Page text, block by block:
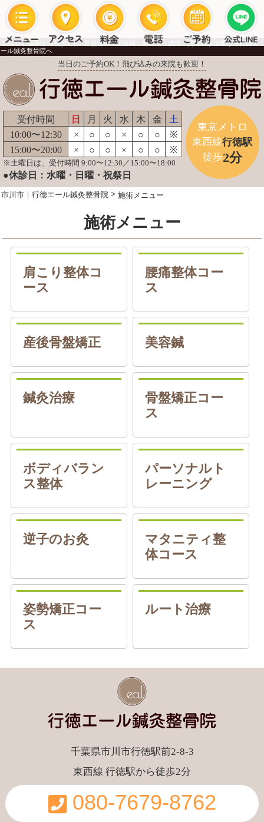
市川市 行徳駅から徒歩2分。骨盤矯正・美容鍼・肩こり・腰痛・交通事故治療なら行徳エ
ール鍼灸整骨院へ
当日のご予約OK！飛び込みの来院も歓迎！
受付時間 日 月 火 水 木 金
土
10:00〜12:30
× ○ ○ × ○ ○
※
15:00〜20:00
× ○ ○ × ○ ○ ※
※土曜日は、受付時間 9:00〜12:30／15:00〜18:00
●休診日：水曜・日曜・祝祭日
東京メトロ
東西線行徳駅
徒歩2分
市川市｜行徳エール鍼灸整骨院 > 施術メニュー
施術メニュー
肩こり整体コ
ース
腰痛整体コー
ス
産後骨盤矯正 美容鍼
鍼灸治療
骨盤矯正コー
ス
ボディバラン
ス整体
パーソナルト
レーニング
逆子のお灸
マタニティ整
体コース
姿勢矯正コー
ス
ルート治療
千葉県市川市行徳駅前2-8-3
東西線 行徳駅から徒歩2分
080-7679-8762